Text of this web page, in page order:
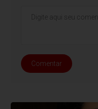
Comentar